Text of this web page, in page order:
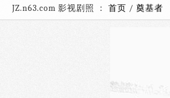
JZ.n63.com 影视剧照 ： 首页 / 奠基者